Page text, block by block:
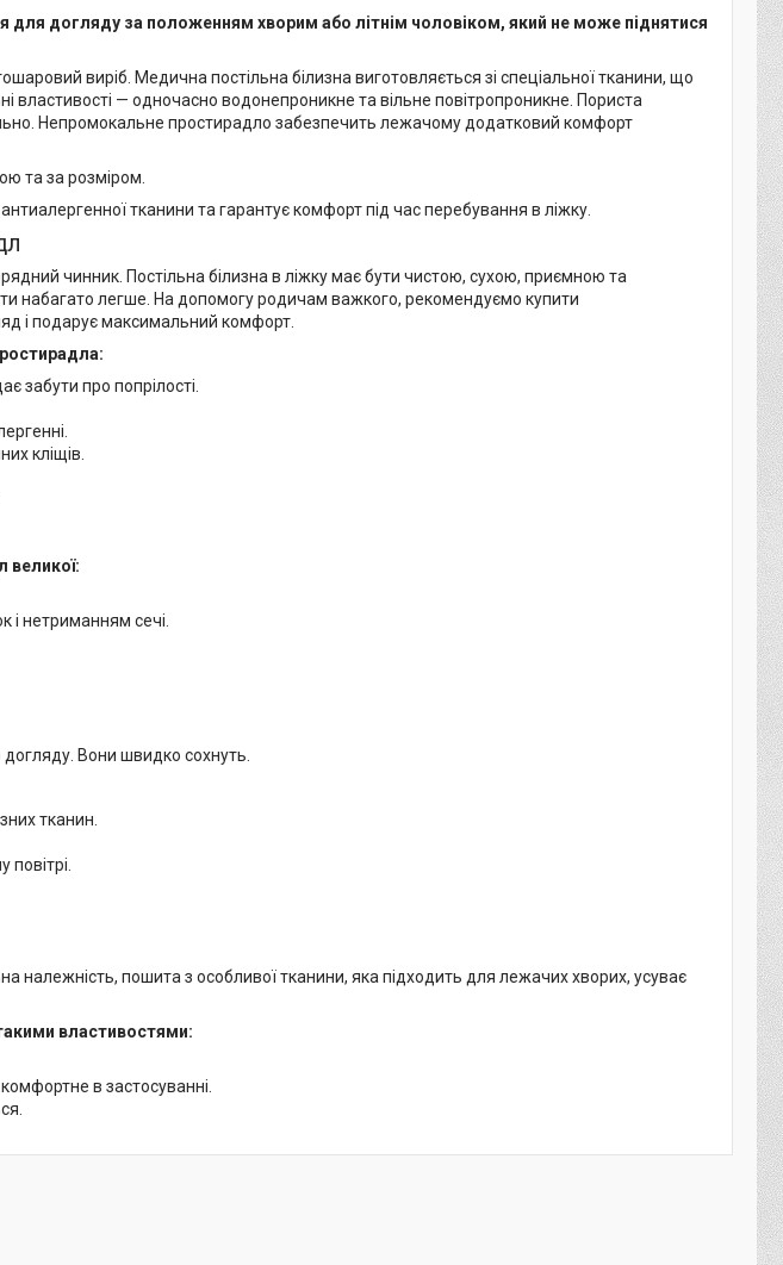
для догляду за положенням хворим або літнім чоловіком, який не може піднятися
виріб. Медична постільна білизна виготовляється зі спеціальної тканини, що
властивості — одночасно водонепроникне та вільне повітропроникне. Пориста
Непромокальне простирадло забезпечить лежачому додатковий комфорт
та за розміром.
тканини та гарантує комфорт під час перебування в ліжку.
чинник. Постільна білизна в ліжку має бути чистою, сухою, приємною та
набагато легше. На допомогу родичам важкого, рекомендуємо купити
і подарує максимальний комфорт.
забути про попрілості.
кліщів.
великої:
і нетриманням сечі.
Вони швидко сохнуть.
тканин.
належність, пошита з особливої тканини, яка підходить для лежачих хворих, усуває
властивостями:
в застосуванні.